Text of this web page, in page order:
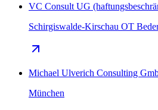
VC Consult UG
Schirgiswalde-Kirschau OT
Michael Ulverich Consulting
München